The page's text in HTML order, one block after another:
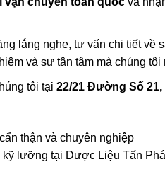
lắng nghe, tư vấn chi tiết về
và sự tận tâm mà chúng tôi
tôi tại 22/21 Đường Số 21,
lưỡng tại Dược Liệu Tấn